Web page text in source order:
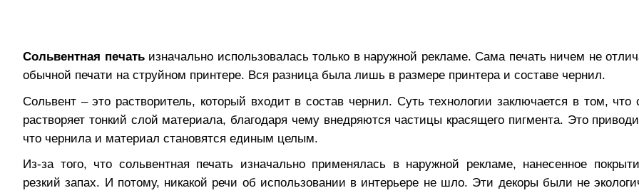
Сольвентная печатьизначально использовалась только в наружной рекламе. Сама печать ничем не
обычной печати на струйном принтере. Вся разница была лишь в размере принтера и составе чернил.
Сольвент – это растворитель, который входит в состав чернил. Суть технологии заключается в том, что
растворяет тонкий слой материала, благодаря чему внедряются частицы красящего пигмента. Это
что чернила и материал становятся единым целым.
Из-за того, что сольвентная печать изначально применялась в наружной рекламе, нанесенное
резкий запах. И потому, никакой речи об использовании в интерьере не шло. Эти декоры были не